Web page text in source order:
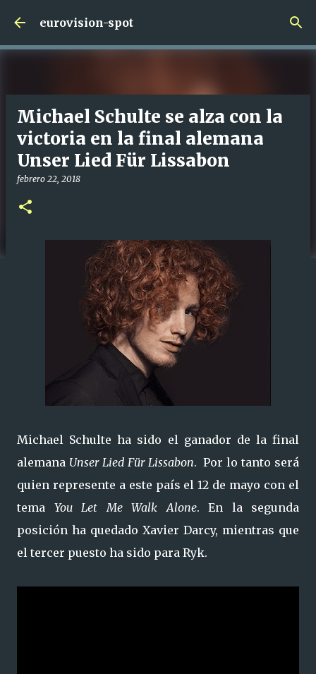
Ir al contenido principal
eurovision-spot
Michael Schulte se alza con la
victoria en la final alemana
Unser Lied Für Lissabon
febrero 22, 2018
Michael Schulte ha sido el ganador de la final
alemana Unser Lied Für Lissabon. Por lo tanto será
quien represente a este país el 12 de mayo con el
tema You Let Me Walk Alone. En la segunda
posición ha quedado Xavier Darcy, mientras que
el tercer puesto ha sido para Ryk.